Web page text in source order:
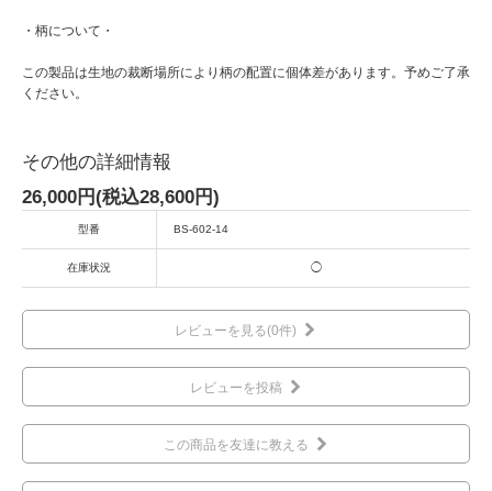
・柄について・
この製品は生地の裁断場所により柄の配置に個体差があります。予めご了承
ください。
その他の詳細情報
26,000円(税込28,600円)
型番 BS-602-14
在庫状況 ◯
レビューを見る(0件)
レビューを投稿
この商品を友達に教える